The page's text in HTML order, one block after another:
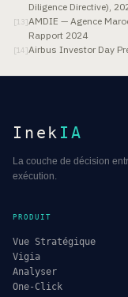
Diligence Directive),
[13]AMDIE — Agence
Rapport 2024
[14 ]Airbus Investor Day
Inek IA
La couche de décision
exécution.
PRODUIT
Vue Stratégique
Vigia
Analyser
One-Click